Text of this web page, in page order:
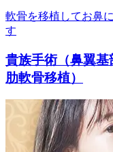
軟骨を移植してお鼻
す
貴族手術（鼻翼
肋軟骨移植）